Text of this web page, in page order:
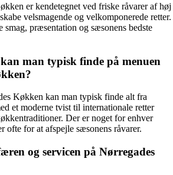
er kendetegnet ved friske råvarer af høj
velsmagende og velkomponerede retter.
præsentation og sæsonens bedste
man typisk finde på menuen
Køkken kan man typisk finde alt fra
et moderne tvist til internationale retter
Der er noget for enhver
ofte for at afspejle sæsonens råvarer.
og servicen på Nørregades